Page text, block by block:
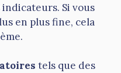
Si vous
en plus fine, cela
tels que des